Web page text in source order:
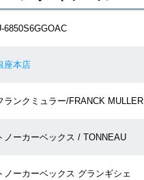
6850S6GGOAC
座本店
ランクミュラー/FRANCK MULLER
ノーカーベックス / TONNEAU
ノーカーベックス グランギシェ